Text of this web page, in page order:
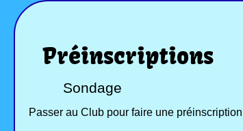
Préinscriptions
Sondage
Passer au Club pour faire une